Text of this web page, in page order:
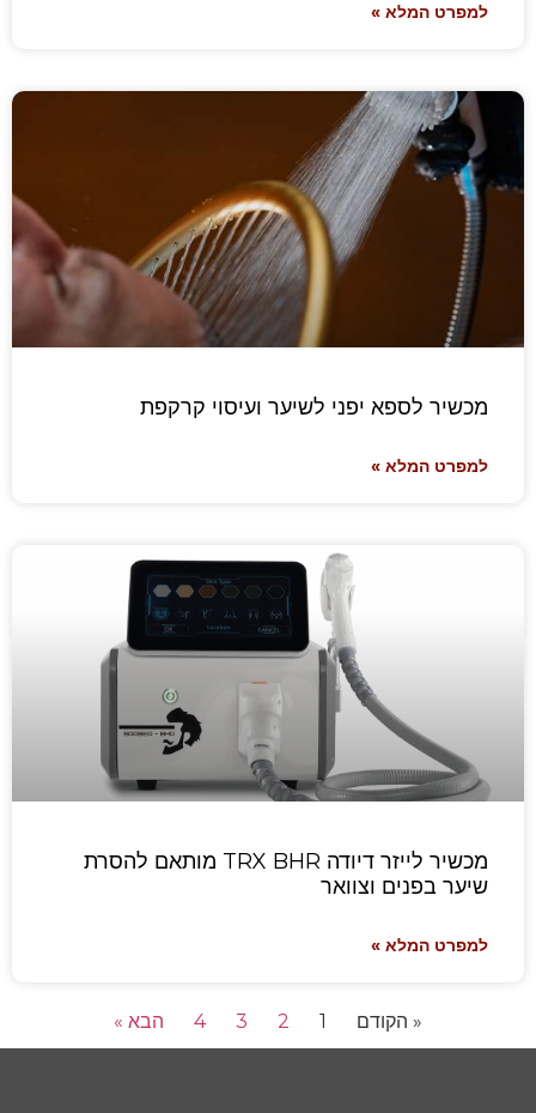
למפרט המלא »
מכשיר לספא יפני לשיער ועיסוי קרקפת
למפרט המלא »
מכשיר לייזר דיודה TRX BHR מותאם להסרת
שיער בפנים וצוואר
למפרט המלא »
« הקודם 1
2
3
4 הבא »